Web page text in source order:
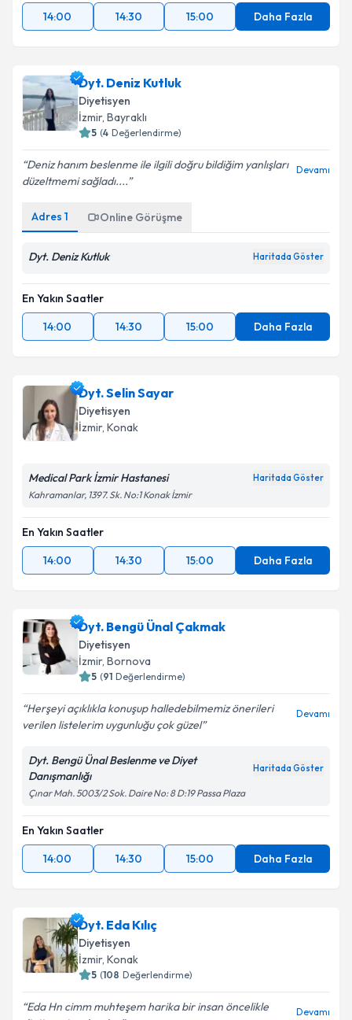
14:00
14:30 15:00 Daha Fazla
Dyt. Deniz Kutluk
Diyetisyen
İzmir, Bayraklı
5 (4 Değerlendirme)
Deniz hanım beslenme ile ilgili doğru bildiğim yanlışları
düzeltmemi sağladı....
Devamı
Adres 1 Online Görüşme
Dyt. Deniz Kutluk Haritada Göster
En Yakın Saatler
14:00
14:30 15:00 Daha Fazla
Dyt. Selin Sayar
Diyetisyen
İzmir, Konak
Medical Park İzmir Hastanesi Haritada Göster
Kahramanlar, 1397. Sk. No:1 Konak İzmir
En Yakın Saatler
14:00
14:30 15:00 Daha Fazla
Dyt. Bengü Ünal Çakmak
Diyetisyen
İzmir, Bornova
5 (91 Değerlendirme)
Herşeyi açıklıkla konuşup halledebilmemiz önerileri
verilen listelerim uygunluğu çok güzel
Devamı
Dyt. Bengü Ünal Beslenme ve Diyet
Danışmanlığı
Haritada Göster
Çınar Mah. 5003/2 Sok. Daire No: 8 D:19 Passa Plaza
En Yakın Saatler
14:00
14:30 15:00 Daha Fazla
Dyt. Eda Kılıç
Diyetisyen
İzmir, Konak
5 (108 Değerlendirme)
Eda Hn cimm muhteşem harika bir insan öncelikle
Devamı